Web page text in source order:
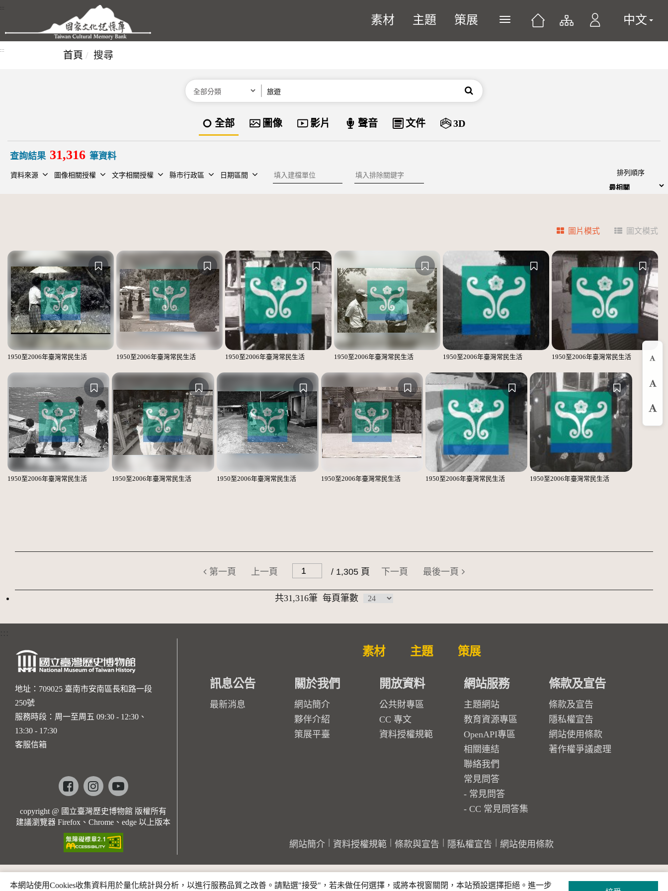
跳到主要內容區塊
:::
素材 主題 策展 展開或關閉主選單 中文
::: 首頁 搜尋
分類 搜尋
資料類型
全部 圖像 影片 聲音 文件 3D
查詢結果 31,316 筆資料
資料來源 圖像相關授權 文字相關授權 縣市行政區 日期區間 建檔單位 排除關鍵字 排列順序
圖片模式 圖文模式
1950至2006年臺灣常民生活 1950至2006年臺灣常民生活 1950至2006年臺灣常民生活 1950至2006年臺灣常民生活 1950至2006年臺灣常民生活 1950至2006年臺灣常民生活
1950至2006年臺灣常民生活 1950至2006年臺灣常民生活 1950至2006年臺灣常民生活 1950至2006年臺灣常民生活 1950至2006年臺灣常民生活 1950至2006年臺灣常民生活
第一頁 上一頁 / 1,305 頁 下一頁 最後一頁
共31,316筆 每頁筆數
放
:::
地址：709025 臺南市安南區長和路一段
250號
服務時段：周一至周五 09:30 - 12:30、
13:30 - 17:30
客服信箱
Facebookinstagramyoutube
copyright @ 國立臺灣歷史博物館 版權所有
建議瀏覽器 Firefox、Chrome、edge 以上版本
素材 主題 策展
訊息公告
最新消息
關於我們
網站簡介
夥伴介紹
策展平臺
開放資料
公共財專區
CC 專文
資料授權規範
網站服務
主題網站
教育資源專區
OpenAPI專區
相關連結
聯絡我們
常見問答
常見問答
CC 常見問答集
條款及宣告
條款及宣告
隱私權宣告
網站使用條款
著作權爭議處理
網站簡介 資料授權規範 條款與宣告 隱私權宣告 網站使用條款
本網站使用Cookies收集資料用於量化統計與分析，以進行服務品質之改善。請點選"接受"，若未做任何選擇，或將本視窗關閉，本站預設選擇拒絕。進一步